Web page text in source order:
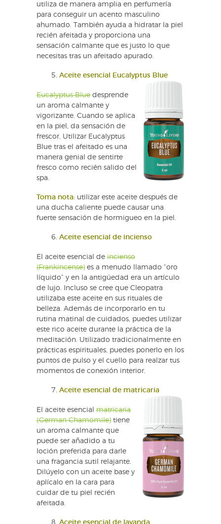
utiliza de manera amplia en perfumería
para conseguir un acento masculino
ahumado. También ayuda a hidratar la piel
recién afeitada y proporciona una
sensación calmante que es justo lo que
necesitas tras un afeitado apurado.
Aceite esencial Eucalyptus Blue
Eucalyptus Blue desprende
un aroma calmante y
vigorizante. Cuando se aplica
en la piel, da sensación de
frescor. Utilizar Eucalyptus
Blue tras el afeitado es una
manera genial de sentirte
fresco como recién salido del
spa.
Toma nota: utilizar este aceite después de
una ducha caliente puede causar una
fuerte sensación de hormigueo en la piel.
Aceite esencial de incienso
El aceite esencial de incienso
(Frankincense) es a menudo llamado “oro
líquido” y en la antigüedad era un artículo
de lujo. Incluso se cree que Cleopatra
utilizaba este aceite en sus rituales de
belleza. Además de incorporarlo en tu
rutina matinal de cuidados, puedes utilizar
este rico aceite durante la práctica de la
meditación. Utilizado tradicionalmente en
prácticas espirituales, puedes ponerlo en los
puntos de pulso y el cuello para realzar tus
momentos de conexión interior.
Aceite esencial de matricaria
El aceite esencial matricaria
(German Chamomile) tiene
un aroma calmante que
puede ser añadido a tu
loción preferida para darle
una fragancia sutil relajante.
Dilúyelo con un aceite base y
aplícalo en la cara para
cuidar de tu piel recién
afeitada.
Aceite esencial de lavanda